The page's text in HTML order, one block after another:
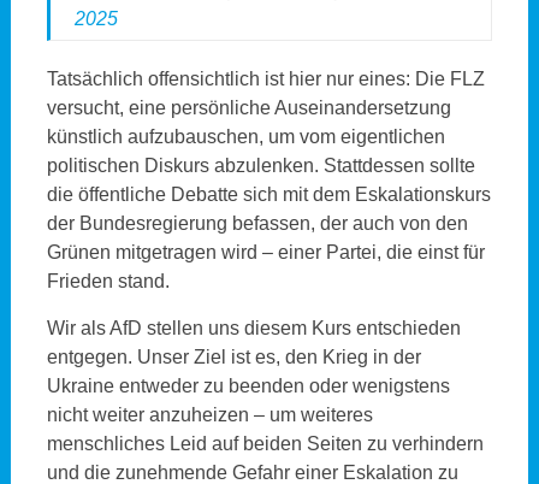
2025
Tatsächlich offensichtlich ist hier nur eines: Die FLZ
versucht, eine persönliche Auseinandersetzung
künstlich aufzubauschen, um vom eigentlichen
politischen Diskurs abzulenken. Stattdessen sollte
die öffentliche Debatte sich mit dem Eskalationskurs
der Bundesregierung befassen, der auch von den
Grünen mitgetragen wird – einer Partei, die einst für
Frieden stand.
Wir als AfD stellen uns diesem Kurs entschieden
entgegen. Unser Ziel ist es, den Krieg in der
Ukraine entweder zu beenden oder wenigstens
nicht weiter anzuheizen – um weiteres
menschliches Leid auf beiden Seiten zu verhindern
und die zunehmende Gefahr einer Eskalation zu